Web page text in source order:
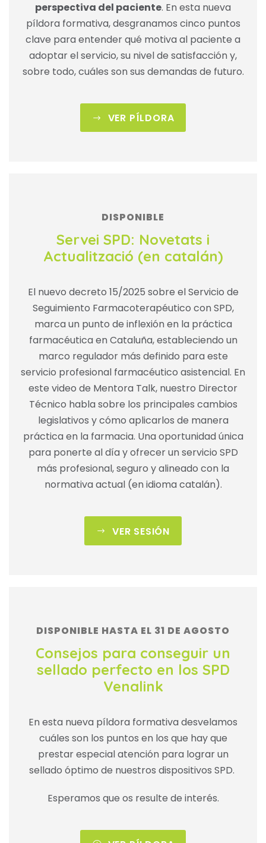
perspectiva del paciente. En esta nueva
píldora formativa, desgranamos cinco puntos
clave para entender qué motiva al paciente a
adoptar el servicio, su nivel de satisfacción y,
sobre todo, cuáles son sus demandas de futuro.
VER PÍLDORA
DISPONIBLE
Servei SPD: Novetats i
Actualització (en catalán)
El nuevo decreto 15/2025 sobre el Servicio de
Seguimiento Farmacoterapéutico con SPD,
marca un punto de inflexión en la práctica
farmacéutica en Cataluña, estableciendo un
marco regulador más definido para este
servicio profesional farmacéutico asistencial. En
este video de Mentora Talk, nuestro Director
Técnico habla sobre los principales cambios
legislativos y cómo aplicarlos de manera
práctica en la farmacia. Una oportunidad única
para ponerte al día y ofrecer un servicio SPD
más profesional, seguro y alineado con la
normativa actual (en idioma catalán).
VER SESIÓN
DISPONIBLE HASTA EL 31 DE AGOSTO
Consejos para conseguir un
sellado perfecto en los SPD
Venalink
En esta nueva píldora formativa desvelamos
cuáles son los puntos en los que hay que
prestar especial atención para lograr un
sellado óptimo de nuestros dispositivos SPD.
Esperamos que os resulte de interés.